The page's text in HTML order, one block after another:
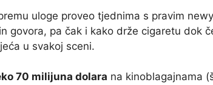
uloge proveo tjednima s pravim
govora, pa čak i kako drže cigaretu dok
u svakoj sceni.
70 milijuna dolara na kinoblagajnama